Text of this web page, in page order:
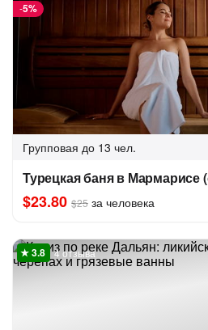
-5%
Групповая до 13 чел.
Турецкая баня в Мармарисе
$23.80 $25 за человека
4 отзыва